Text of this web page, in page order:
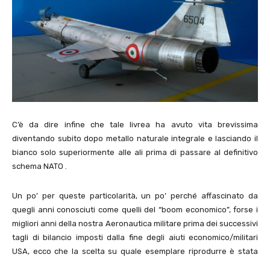
C’è da dire infine che tale livrea ha avuto vita brevissima
diventando subito dopo metallo naturale integrale e lasciando il
bianco solo superiormente alle ali prima di passare al definitivo
schema NATO .
Un po’ per queste particolarità, un po’ perché affascinato da
quegli anni conosciuti come quelli del “boom economico”, forse i
migliori anni della nostra Aeronautica militare prima dei successivi
tagli di bilancio imposti dalla fine degli aiuti economico/militari
USA, ecco che la scelta su quale esemplare riprodurre è stata